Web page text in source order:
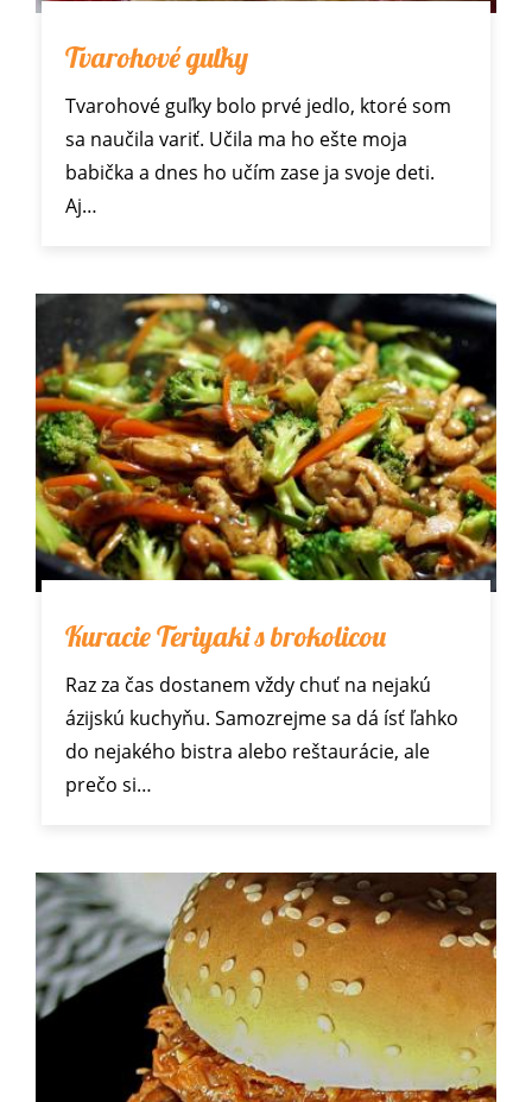
Tvarohové guľky
Tvarohové guľky bolo prvé jedlo, ktoré som
sa naučila variť. Učila ma ho ešte moja
babička a dnes ho učím zase ja svoje deti.
Aj…
Kuracie Teriyaki s brokolicou
Raz za čas dostanem vždy chuť na nejakú
ázijskú kuchyňu. Samozrejme sa dá ísť ľahko
do nejakého bistra alebo reštaurácie, ale
prečo si…